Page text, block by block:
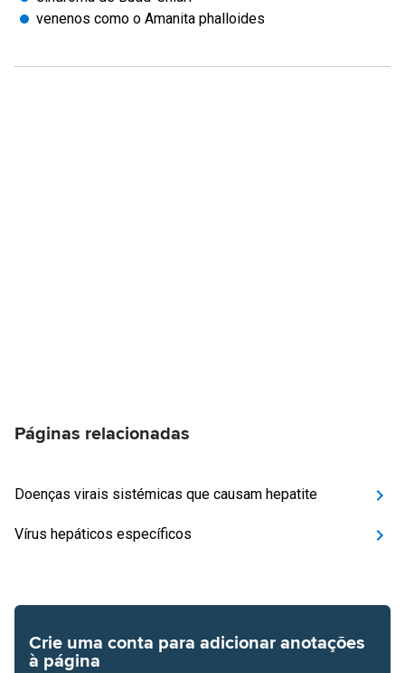
venenos como o Amanita phalloides
Páginas relacionadas
Doenças virais sistémicas que causam hepatite
Vírus hepáticos específicos
Crie uma conta para adicionar anotações
à página